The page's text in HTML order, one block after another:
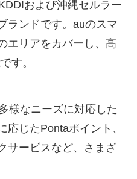
および沖縄セルラー
ランドです。auのスマ
エリアをカバーし、高
す。
様なニーズに対応した
じたPontaポイント、
サービスなど、さまざ